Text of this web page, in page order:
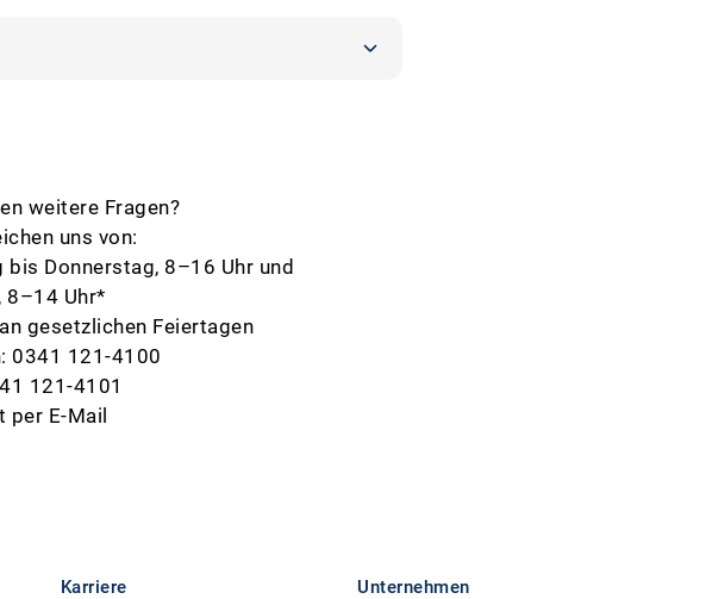
weitere Fragen?
uns von:
bis Donnerstag, 8–16 Uhr und
8–14 Uhr*
gesetzlichen Feiertagen
0341 121-4100
121-4101
per E-Mail
Karriere
Unternehmen